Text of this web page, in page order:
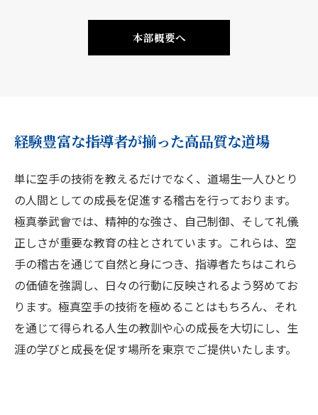
本部概要へ
経験豊富な指導者が揃った高品質な道場
単に空手の技術を教えるだけでなく、道場生一人ひとり
の人間としての成長を促進する稽古を行っております。
極真拳武會では、精神的な強さ、自己制御、そして礼儀
正しさが重要な教育の柱とされています。これらは、空
手の稽古を通じて自然と身につき、指導者たちはこれら
の価値を強調し、日々の行動に反映されるよう努めてお
ります。極真空手の技術を極めることはもちろん、それ
を通じて得られる人生の教訓や心の成長を大切にし、生
涯の学びと成長を促す場所を東京でご提供いたします。